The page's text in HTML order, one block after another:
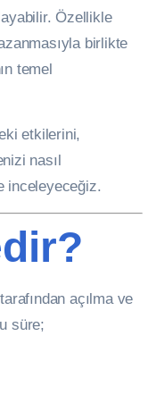
Özellikle
birlikte
temel
etkilerini,
nasıl
inceleyeceğiz.
açılma ve
süre;